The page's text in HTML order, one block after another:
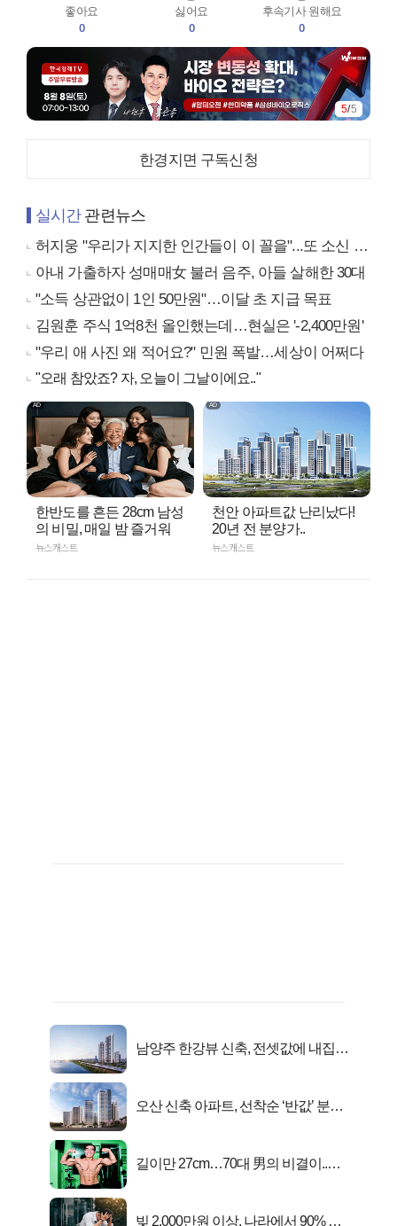
좋아요
0
싫어요
0
후속기사 원해요
0
5/5
한경지면 구독신청
실시간관련뉴스
허지웅 "우리가 지지한 인간들이 이 꼴을"...또 소신 발언
아내 가출하자 성매매女 불러 음주, 아들 살해한 30대
"소득 상관없이 1인 50만원"…이달 초 지급 목표
김원훈 주식 1억8천 올인했는데…현실은 '-2,400만원'
"우리 애 사진 왜 적어요?" 민원 폭발…세상이 어쩌다
"오래 참았죠? 자, 오늘이 그날이에요.."
한반도를 흔든 28cm 남성
의 비밀, 매일 밤 즐거워
뉴스캐스트
천안 아파트값 난리났다!
20년 전 분양가..
뉴스캐스트
남양주 한강뷰 신축, 전셋값에 내집마
오산 신축 아파트, 선착순 ‘반값’ 분양
길이만 27cm…70대 男의 비결이..충
빚 2,000만원 이상, 나라에서 90% 갚